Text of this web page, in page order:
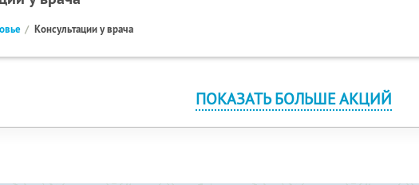
Консультации у врача
ПОКАЗАТЬ БОЛЬШЕ АКЦИЙ